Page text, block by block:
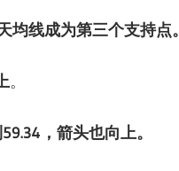
均线成为第三个支持点。
。
59.34 ，箭头也向上。